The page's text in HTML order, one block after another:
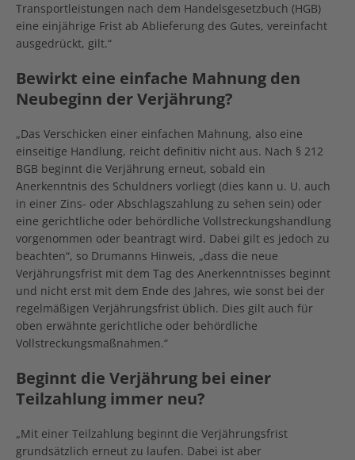
Transportleistungen nach dem Handelsgesetzbuch (HGB)
eine einjährige Frist ab Ablieferung des Gutes, vereinfacht
ausgedrückt, gilt.“
Bewirkt eine einfache Mahnung den
Neubeginn der Verjährung?
„Das Verschicken einer einfachen Mahnung, also eine
einseitige Handlung, reicht definitiv nicht aus. Nach § 212
BGB beginnt die Verjährung erneut, sobald ein
Anerkenntnis des Schuldners vorliegt (dies kann u. U. auch
in einer Zins- oder Abschlagszahlung zu sehen sein) oder
eine gerichtliche oder behördliche Vollstreckungshandlung
vorgenommen oder beantragt wird. Dabei gilt es jedoch zu
beachten“, so Drumanns Hinweis, „dass die neue
Verjährungsfrist mit dem Tag des Anerkenntnisses beginnt
und nicht erst mit dem Ende des Jahres, wie sonst bei der
regelmäßigen Verjährungsfrist üblich. Dies gilt auch für
oben erwähnte gerichtliche oder behördliche
Vollstreckungsmaßnahmen.“
Beginnt die Verjährung bei einer
Teilzahlung immer neu?
„Mit einer Teilzahlung beginnt die Verjährungsfrist
grundsätzlich erneut zu laufen. Dabei ist aber